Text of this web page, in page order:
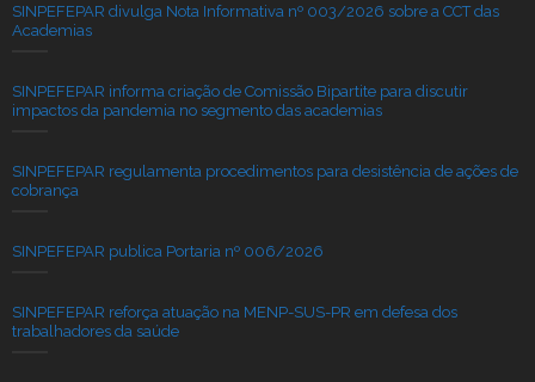
SINPEFEPAR divulga Nota Informativa nº 003/2026 sobre a CCT das
Academias
SINPEFEPAR informa criação de Comissão Bipartite para discutir
impactos da pandemia no segmento das academias
SINPEFEPAR regulamenta procedimentos para desistência de ações de
cobrança
SINPEFEPAR publica Portaria nº 006/2026
SINPEFEPAR reforça atuação na MENP-SUS-PR em defesa dos
trabalhadores da saúde